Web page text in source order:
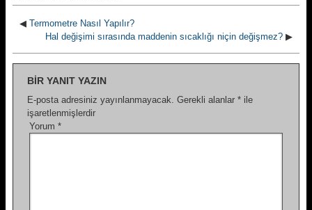
◀ Termometre Nasıl Yapılır?
Hal değişimi sırasında maddenin sıcaklığı niçin değişmez? ▶
BIR YANIT YAZIN
E-posta adresiniz yayınlanmayacak. Gerekli alanlar * ile
işaretlenmişlerdir
Yorum *